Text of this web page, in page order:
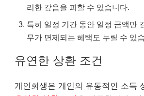
리한 갚음을 피할 수 있습니다.
특히 일정 기간 동안 일정 금액만
무가 면제되는 혜택도 누릴 수 있
유연한 상환 조건
개인회생은 개인의 유동적인 소득